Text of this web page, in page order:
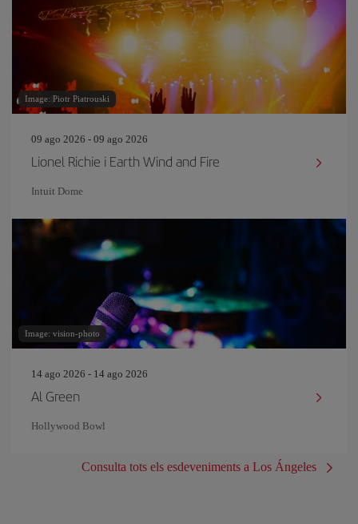
Image: Piotr Piatrouski
09 ago 2026 - 09 ago 2026
Lionel Richie i Earth Wind and Fire
Intuit Dome
Image: vision-photo
14 ago 2026 - 14 ago 2026
Al Green
Hollywood Bowl
Consulta tots els esdeveniments a Los Ángeles